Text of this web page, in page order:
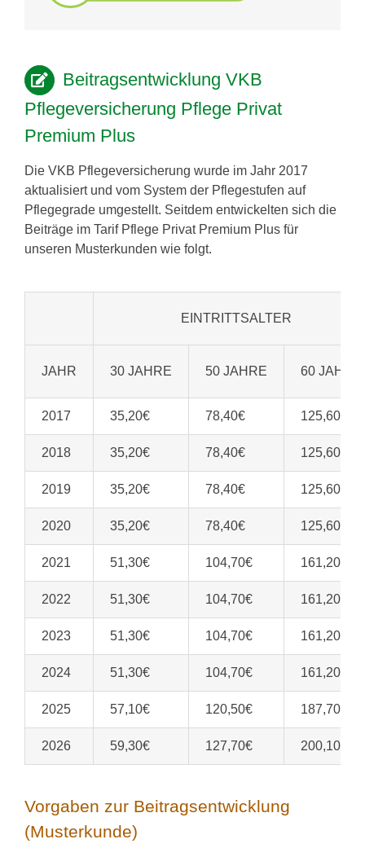
Beitragsentwicklung VKB
Pflegeversicherung Pflege Privat
Premium Plus
Die VKB Pflegeversicherung wurde im Jahr 2017
aktualisiert und vom System der Pflegestufen auf
Pflegegrade umgestellt. Seitdem entwickelten sich die
Beiträge im Tarif Pflege Privat Premium Plus für
unseren Musterkunden wie folgt.
EINTRITTSALTER
JAHR 30 JAHRE 50 JAHRE 60 JAHRE
2017 35,20€ 78,40€ 125,60€
2018 35,20€ 78,40€ 125,60€
2019 35,20€ 78,40€ 125,60€
2020 35,20€ 78,40€ 125,60€
2021 51,30€ 104,70€ 161,20€
2022 51,30€ 104,70€ 161,20€
2023 51,30€ 104,70€ 161,20€
2024 51,30€ 104,70€ 161,20€
2025 57,10€ 120,50€ 187,70€
2026 59,30€ 127,70€ 200,10€
Vorgaben zur Beitragsentwicklung
(Musterkunde)